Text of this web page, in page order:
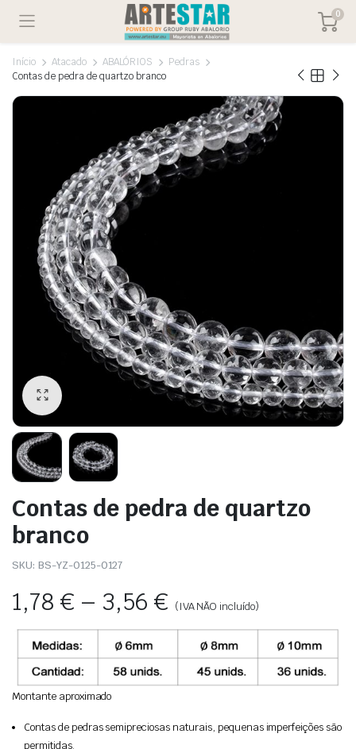
0
Início Atacado ABALÓRIOS
Pedras
Contas de pedra de quartzo branco
Contas de pedra de quartzo
branco
SKU: BS-YZ-0125-0127
1,78€ – 3,56€ (IVA NÃO incluído)
Montante aproximado
Contas de pedras semipreciosas naturais, pequenas imperfeições são
permitidas.